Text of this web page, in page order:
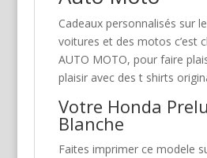
Cadeaux personnalisés sur
voitures et des motos c’est
AUTO MOTO, pour faire
plaisir avec des t shirts
Votre Honda
Blanche
Faites imprimer ce modele